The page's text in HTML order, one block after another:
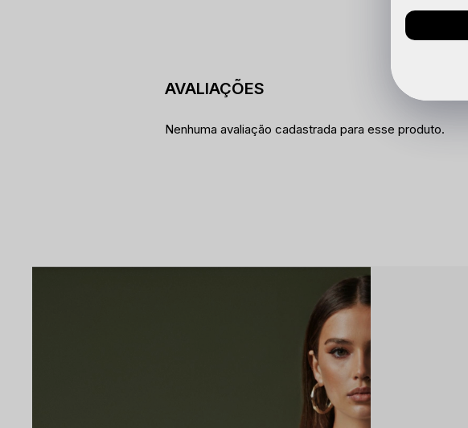
Nenhuma avaliação cadastrada para esse produto.